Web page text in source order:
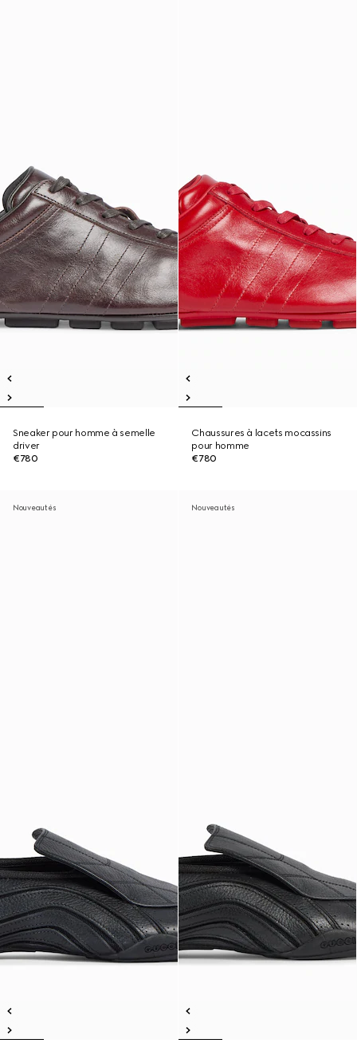
Sneaker pour homme à semelle
driver
€780
Chaussures à lacets mocassins
pour homme
€780
Nouveautés Nouveautés